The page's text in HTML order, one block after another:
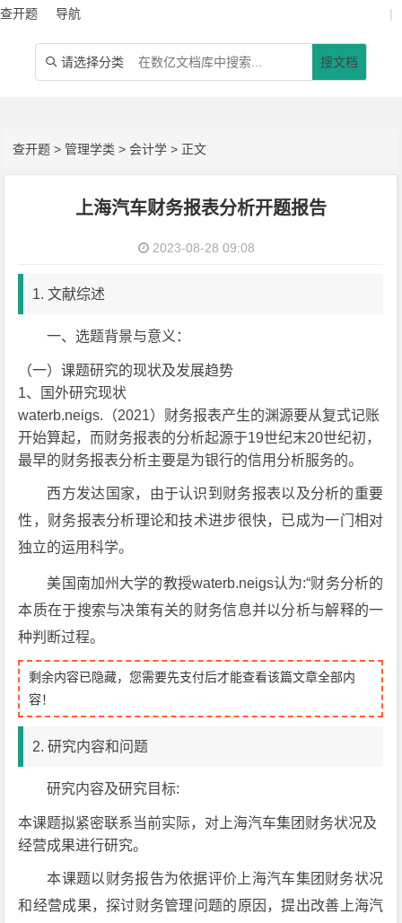
查开题 导航 |
 请选择分类 搜文档
查开题 >管理学类 >会计学 > 正文
上海汽车财务报表分析开题报告
2023-08-28 09:08
1. 文献综述
一、选题背景与意义：
（一）课题研究的现状及发展趋势
1、国外研究现状
waterb.neigs.（2021）财务报表产生的渊源要从复式记账
开始算起，而财务报表的分析起源于19世纪末20世纪初，
最早的财务报表分析主要是为银行的信用分析服务的。
西方发达国家，由于认识到财务报表以及分析的重要
性，财务报表分析理论和技术进步很快，已成为一门相对
独立的运用科学。
美国南加州大学的教授waterb.neigs认为:“财务分析的
本质在于搜索与决策有关的财务信息并以分析与解释的一
种判断过程。
剩余内容已隐藏，您需要先支付后才能查看该篇文章全部内
容！
2. 研究内容和问题
研究内容及研究目标:
本课题拟紧密联系当前实际，对上海汽车集团财务状况及
经营成果进行研究。
本课题以财务报告为依据评价上海汽车集团财务状况
和经营成果，探讨财务管理问题的原因，提出改善上海汽